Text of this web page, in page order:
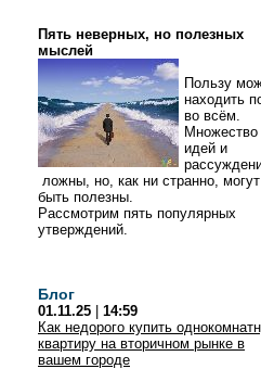
Пять неверных, но полезных
мыслей
Пользу
находить
во всём.
Множество
идей и
ложны, но, как ни странно, могут
быть полезны.
Рассмотрим пять популярных
утверждений.
Блог
01.11.25
14:59
Как недорого купить
квартиру на вторичном рынке в
вашем городе